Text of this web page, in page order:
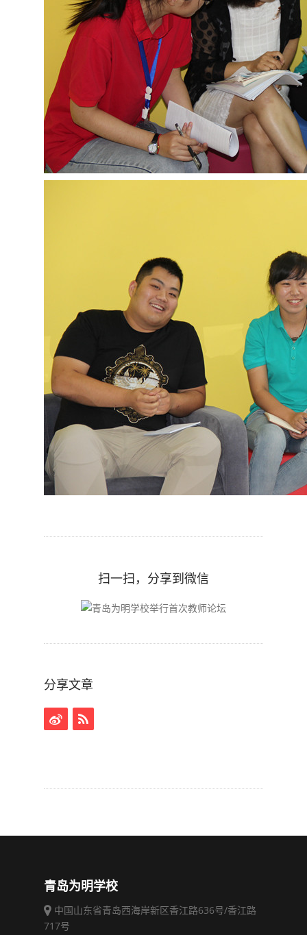
扫一扫，分享到微信
分享文章
青岛为明学校
中国山东省青岛西海岸新区香江路636号/香江路
717号